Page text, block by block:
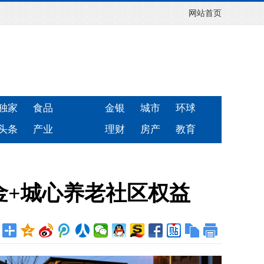
网站首页
家
食品
条
产业
金银 城市
环球
理财
房产 教育
城心养老社区权益